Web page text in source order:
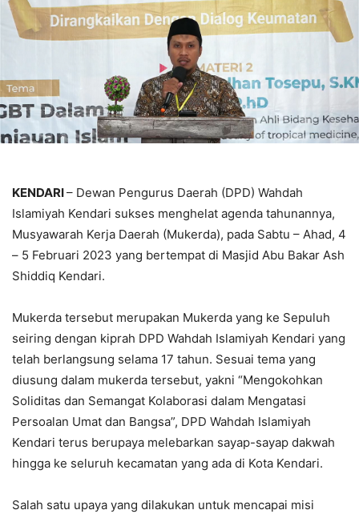
KENDARI– Dewan Pengurus Daerah (DPD) Wahdah
Islamiyah Kendari sukses menghelat agenda tahunannya,
Musyawarah Kerja Daerah (Mukerda), pada Sabtu – Ahad, 4
– 5 Februari 2023 yang bertempat di Masjid Abu Bakar Ash
Shiddiq Kendari.
Mukerda tersebut merupakan Mukerda yang ke Sepuluh
seiring dengan kiprah DPD Wahdah Islamiyah Kendari yang
telah berlangsung selama 17 tahun. Sesuai tema yang
diusung dalam mukerda tersebut, yakni “Mengokohkan
Soliditas dan Semangat Kolaborasi dalam Mengatasi
Persoalan Umat dan Bangsa”, DPD Wahdah Islamiyah
Kendari terus berupaya melebarkan sayap-sayap dakwah
hingga ke seluruh kecamatan yang ada di Kota Kendari.
Salah satu upaya yang dilakukan untuk mencapai misi